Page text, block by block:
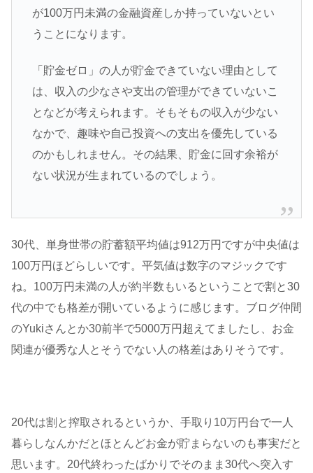
が100万円未満の金融資産しか持っていないとい
うことになります。
「貯金ゼロ」の人が貯金できていない理由として
は、収入の少なさや支出の管理ができていないこ
となどが考えられます。そもそもの収入が少ない
なかで、趣味や自己投資への支出を優先している
のかもしれません。その結果、貯金に回す余裕が
ない状況が生まれているのでしょう。
30代、単身世帯の貯蓄額平均値は912万円ですが中央値は
100万円ほどらしいです。平気値は数字のマジックです
ね。100万円未満の人が約半数もいるということで割と30
代の中でも格差が開いているように感じます。ブログ仲間
のYukiさんとか30前半で5000万円超えてましたし、お金
関連が優秀な人とそうでない人の格差はありそうです。
20代は割と搾取されるというか、手取り10万円台で一人
暮らしなんかだとほとんどお金が貯まらないのも事実だと
思います。20代終わったばかりでそのまま30代へ突入す